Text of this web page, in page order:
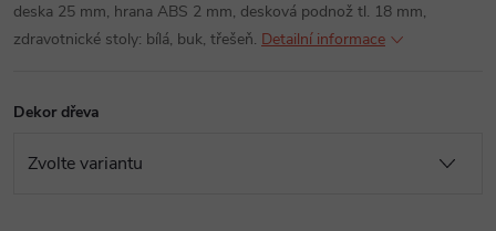
deska 25 mm, hrana ABS 2 mm, desková podnož tl. 18 mm,
zdravotnické stoly: bílá, buk, třešeň. Detailní informace
Dekor dřeva